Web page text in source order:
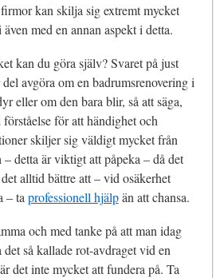
kan skilja sig extremt mycket
med en annan aspekt i detta.
kan du göra själv? Svaret på just
avgöra om en badrumsrenovering i
eller om den bara blir, så att säga,
för att händighet och
skiljer sig väldigt mycket från
detta är viktigt att påpeka – då det
alltid bättre att – vid osäkerhet
– ta professionell hjälpän att chansa.
och med tanke på att man idag
det så kallade rot-avdraget vid en
det inte mycket att fundera på. Ta